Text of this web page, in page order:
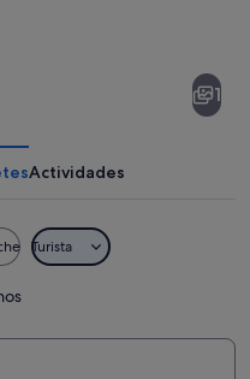
1
Actividades
Turista